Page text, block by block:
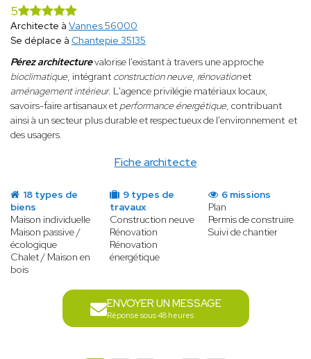
Fiche architecte
5
Architecte à Vannes 56000
Se déplace à Chantepie 35135
Pérez architecturevalorise l'existant à travers une approche
bioclimatique, intégrant construction neuve, rénovationet
aménagement intérieur. L'agence privilégie matériaux locaux,
savoirs-faire artisanaux et performance énergétique, contribuant
ainsi à un secteur plus durable et respectueux de l'environnement et
des usagers.
18 types de
biens
Maison individuelle
Maison passive /
écologique
Chalet / Maison en
bois
9 types de
travaux
Construction neuve
Rénovation
Rénovation
énergétique
6 missions
Plan
Permis de construire
Suivi de chantier
ENVOYER UN MESSAGE
Réponse sous 48 heures